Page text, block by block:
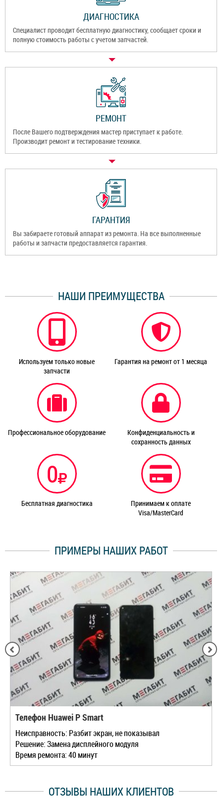
ДИАГНОСТИКА
Специалист проводит бесплатную диагностику, сообщает сроки и
полную стоимость работы с учетом запчастей.
РЕМОНТ
После Вашего подтверждения мастер приступает к работе.
Производит ремонт и тестирование техники.
ГАРАНТИЯ
Вы забираете готовый аппарат из ремонта. На все выполненные
работы и запчасти предоставляется гарантия.
НАШИ ПРЕИМУЩЕСТВА
Используем только новые
запчасти
Гарантия на ремонт от 1 месяца
Профессиональное оборудование
Конфиденциальность и
сохранность данных
0
Бесплатная диагностика
Принимаем к оплате
Visa/MasterCard
ПРИМЕРЫ НАШИХ РАБОТ
Телефон Huawei P Smart
Неисправность: Разбит экран, не показывал
Решение: Замена дисплейного модуля
Время ремонта: 40 минут
ОТЗЫВЫ НАШИХ КЛИЕНТОВ